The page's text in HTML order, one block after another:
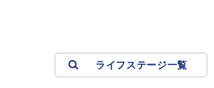
ライフステージ一覧